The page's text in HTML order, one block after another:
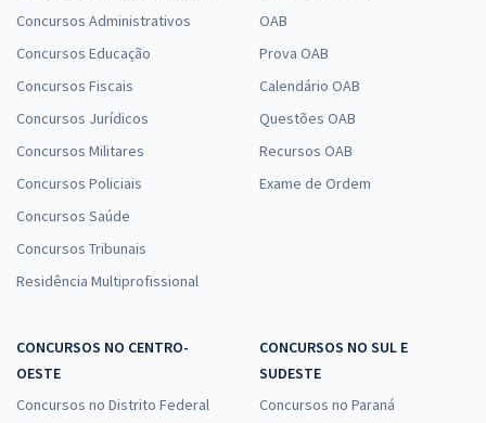
Concursos Administrativos
Concursos Educação
Concursos Fiscais
Concursos Jurídicos
Concursos Militares
Concursos Policiais
Concursos Saúde
Concursos Tribunais
Residência Multiprofissional
OAB
Prova OAB
Calendário OAB
Questões OAB
Recursos OAB
Exame de Ordem
CONCURSOS NO CENTRO-
OESTE
Concursos no Distrito Federal
CONCURSOS NO SUL E
SUDESTE
Concursos no Paraná